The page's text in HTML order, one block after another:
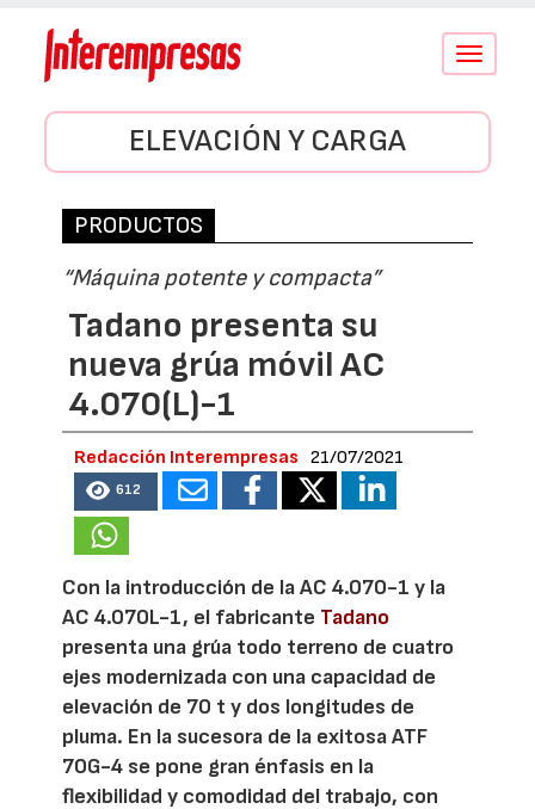
Conmutar
ELEVACIÓN Y CARGA
PRODUCTOS
“Máquina potente y compacta”
Tadano presenta su
nueva grúa móvil AC
4.070(L)-1
Redacción Interempresas 21/07/2021
612
Con la introducción de la AC 4.070-1 y la
AC 4.070L-1, el fabricante Tadano
presenta una grúa todo terreno de cuatro
ejes modernizada con una capacidad de
elevación de 70 t y dos longitudes de
pluma. En la sucesora de la exitosa ATF
70G-4 se pone gran énfasis en la
flexibilidad y comodidad del trabajo, con